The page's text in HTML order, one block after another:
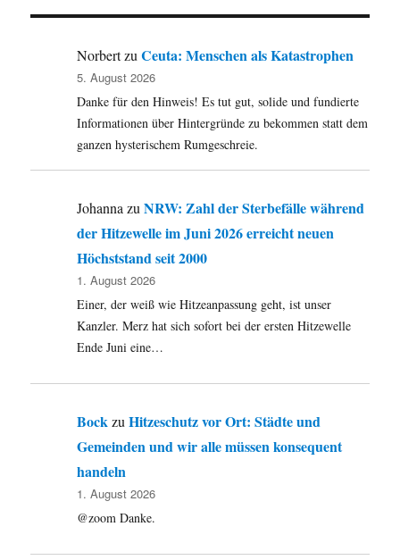
sind
hier
NorbertzuCeuta: Menschen als Katastrophen
5. August 2026
Danke für den Hinweis! Es tut gut, solide und fundierte
Informationen über Hintergründe zu bekommen statt dem
ganzen hysterischem Rumgeschreie.
Johanna zuNRW: Zahl der Sterbefälle während
der Hitzewelle im Juni 2026 erreicht neuen
Höchststand seit 2000
1. August 2026
Einer, der weiß wie Hitzeanpassung geht, ist unser
Kanzler. Merz hat sich sofort bei der ersten Hitzewelle
Ende Juni eine…
BockzuHitzeschutz vor Ort: Städte und
Gemeinden und wir alle müssen konsequent
handeln
1. August 2026
@zoom Danke.